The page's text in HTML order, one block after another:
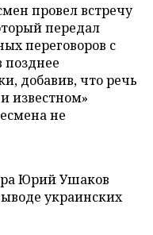
провел встречу
передал
переговоров с
позднее
добавив, что речь
известном»
не
Юрий Ушаков
украинских